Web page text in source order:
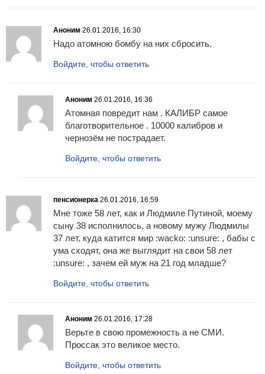
Аноним 26.01.2016, 16:30
Надо атомною бомбу на них сбросить.
Войдите, чтобы ответить
Аноним 26.01.2016, 16:36
Атомная повредит нам . КАЛИБР самое
благотворительное . 10000 калибров и
чернозём не пострадает.
Войдите, чтобы ответить
пенсионерка 26.01.2016, 16:59
Мне тоже 58 лет, как и Людмиле Путиной, моему
сыну 38 исполнилось, а новому мужу Людмилы
37 лет, куда катится мир :wacko: :unsure: , бабы с
ума сходят, она же выглядит на свои 58 лет
:unsure: , зачем ей муж на 21 год младше?
Войдите, чтобы ответить
Аноним 26.01.2016, 17:28
Верьте в свою промежность а не СМИ.
Проссак это великое место.
Войдите, чтобы ответить